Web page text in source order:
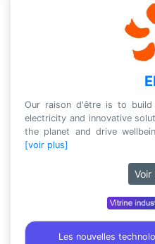
Our raison d'être is to
electricity and innovative
the planet and drive
[voir plus]
Voir
Les nouvelles